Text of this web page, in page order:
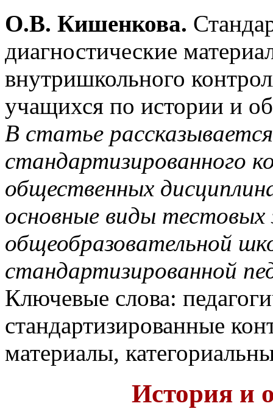
О.В. Кишенкова.
диагностические
внутришкольного
учащихся по истории и
В статье
стандартизированного
общественных
основные виды тестовых
общеобразовательной
стандартизированной
Ключевые слова:
стандартизированные
материалы,
История и